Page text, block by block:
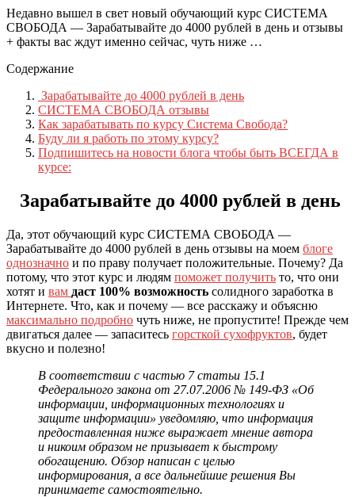
Недавно вышел в свет новый обучающий курс СИСТЕМА
СВОБОДА — Зарабатывайте до 4000 рублей в день и отзывы
+ факты вас ждут именно сейчас, чуть ниже …
Содержание
Зарабатывайте до 4000 рублей в день
СИСТЕМА СВОБОДА отзывы
Как зарабатывать по курсу Система Свобода?
Буду ли я работь по этому курсу?
Подпишитесь на новости блога чтобы быть ВСЕГДА в
курсе:
Зарабатывайте до 4000 рублей в день
Да, этот обучающий курс СИСТЕМА СВОБОДА —
Зарабатывайте до 4000 рублей в день отзывы на моем блоге
однозначно и по праву получает положительные. Почему? Да
потому, что этот курс и людям поможет получить то, что они
хотят и вам даст 100% возможность солидного заработка в
Интернете. Что, как и почему — все расскажу и объясню
максимально подробно чуть ниже, не пропустите! Прежде чем
двигаться далее — запаситесь горсткой сухофруктов, будет
вкусно и полезно!
В соответствии с частью 7 статьи 15.1
Федерального закона от 27.07.2006 № 149-ФЗ «Об
информации, информационных технологиях и
защите информации» уведомляю, что информация
предоставленная ниже выражает мнение автора
и никоим образом не призывает к быстрому
обогащению. Обзор написан с целью
информирования, а все дальнейшие решения Вы
принимаете самостоятельно.